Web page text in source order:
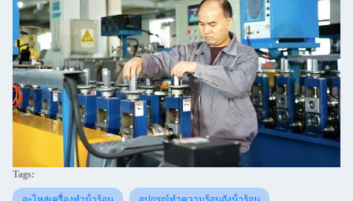
Tags: